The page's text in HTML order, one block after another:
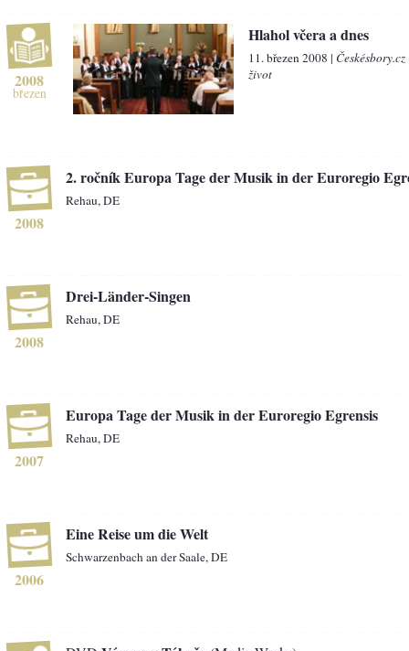
2008
březen
Hlahol včera a dnes
11. březen 2008 |
život
2008
2. ročník Europa Tage der Musik in der Euroregio
Rehau, DE
2008
Drei-Länder-Singen
Rehau, DE
2007
Europa Tage der Musik in der Euroregio Egrensis
Rehau, DE
2006
Eine Reise um die Welt
Schwarzenbach an der Saale, DE